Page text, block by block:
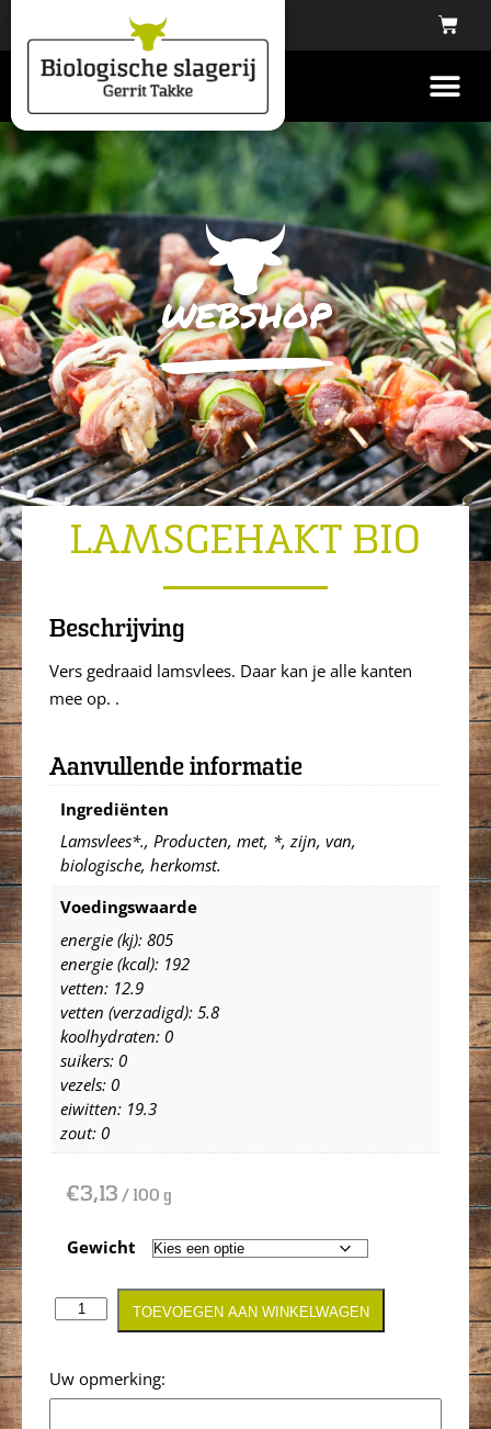
webshop
LAMSGEHAKT BIO
Beschrijving
Vers gedraaid lamsvlees. Daar kan je alle kanten
mee op. .
Aanvullende informatie
Ingrediënten
Lamsvlees*., Producten, met, *, zijn, van,
biologische, herkomst.
Voedingswaarde
energie (kj): 805
energie (kcal): 192
vetten: 12.9
vetten (verzadigd): 5.8
koolhydraten: 0
suikers: 0
vezels: 0
eiwitten: 19.3
zout: 0
€3,13 / 100 g
Gewicht
Opmerking
TOEVOEGEN AAN WINKELWAGEN